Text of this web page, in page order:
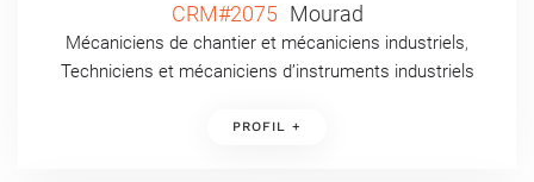
CRM#2075 Mourad
Mécaniciens de chantier et mécaniciens industriels,
Techniciens et mécaniciens d’instruments industriels
PROFIL +